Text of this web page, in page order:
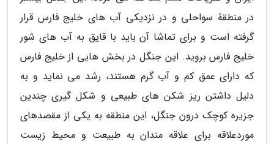
در منطقهٔ سواحلی و در نزدیکی آب های خلیج فارس قرار
گرفته است و برای تماشا آن باید با قایق به آب های شور
خلیج فارس بروید. این جنگل در بخش هایی از خلیج فارس
که دارای عمق کم و آب گرم هستند، رشد می نماید و به
دلیل داشتن ریز شکن های طبیعی و شکل گیری چندین
جزیره کوچک درون جنگل، این منطقه به یکی از مقصدهای
موردعلاقه برای علاقه مندان به طبیعت و محیط زیست